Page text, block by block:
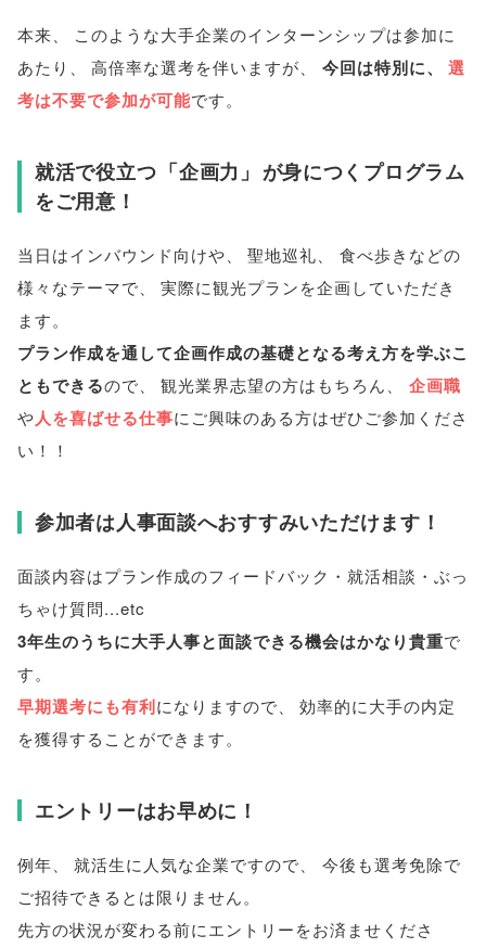
本来、
このような大手企業のインターンシップは参加に
あたり 、 高倍率な選考を伴いますが、 今回は特別に、
選
考は不要で参加が可能です。
就活で役立つ 「企画力 」 が身につくプログラム
をご用意！
当日はインバウンド向けや 聖地巡礼
食べ歩きなどの
様々なテーマで
実際に観光プランを企画していただき
ます。
プラン作成を通して企画作成の基礎となる考え方を学ぶこ
ともできるので 観光業界志望の方はもちろん 企画職
や人を喜ばせる仕事にご興味のある方はぜひご参加くださ
い！！
参加者は人事面談へおすすみいただけます！
面談内容はプラン作成のフィードバック・就活相談・ぶっ
ちゃけ質問...etc
3年生のうちに大手人事と面談できる機会はかなり貴重で
す。
早期選考にも有利になりますので
効率的に大手の内定
を獲得することができます。
エントリーはお早めに！
例年 就活生に人気な企業ですので
今後も選考免除で
ご招待できるとは限りません。
先方の状況が変わる前にエントリーをお済ませくださ